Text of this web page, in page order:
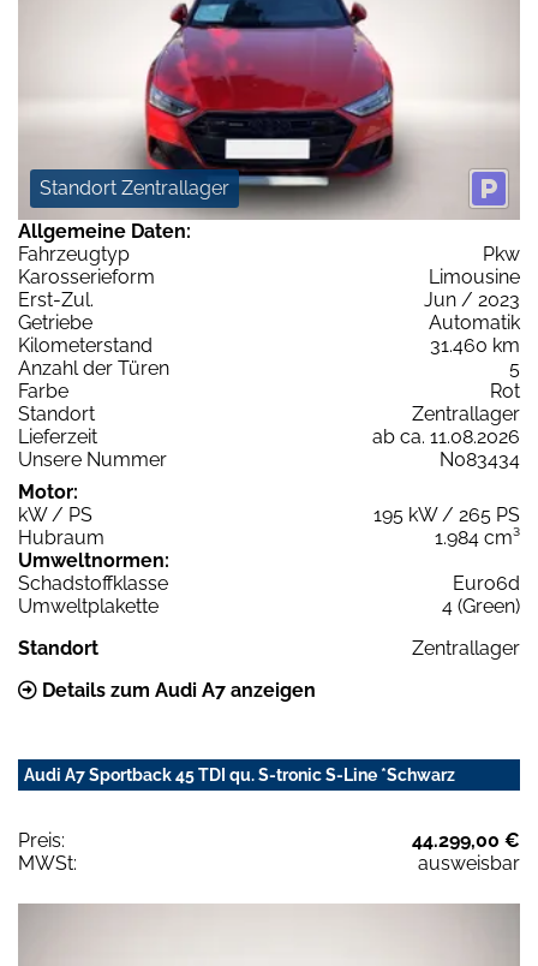
Standort Zentrallager
Allgemeine Daten:
Fahrzeugtyp
Pkw
Karosserieform
Limousine
Erst-Zul.
Jun / 2023
Getriebe
Automatik
Kilometerstand
31.460 km
Anzahl der Türen
5
Farbe
Rot
Standort
Zentrallager
Lieferzeit
ab ca. 11.08.2026
Unsere Nummer
N083434
Motor:
kW / PS
195 kW / 265 PS
Hubraum
1.984 cm³
Umweltnormen:
Schadstoffklasse
Euro6d
Umweltplakette
4 (Green)
Standort
Zentrallager
Details zum Audi A7 anzeigen
Audi A7 Sportback 45 TDI qu. S-tronic S-Line *Schwarz
Preis:
44.299,00 €
MWSt:
ausweisbar